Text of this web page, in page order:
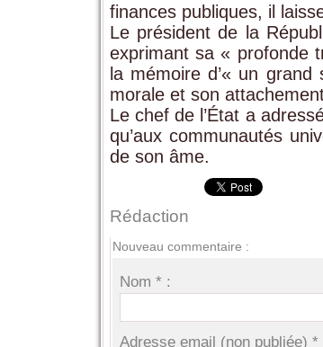
finances publiques, il
Le président de la
exprimant sa « profonde
la mémoire d’« un
morale et son
Le chef de l’État a
qu’aux communautés
de son âme.
Rédaction
Nouveau commentaire :
Nom * :
Adresse email (non publiée) *